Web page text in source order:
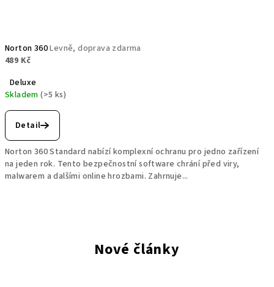
Norton 360Levně, doprava zdarma
489 Kč
Deluxe
Skladem(>5 ks)
Detail
Norton 360 Standard nabízí komplexní ochranu pro jedno zařízení
na jeden rok. Tento bezpečnostní software chrání před viry,
malwarem a dalšími online hrozbami. Zahrnuje...
Nové články